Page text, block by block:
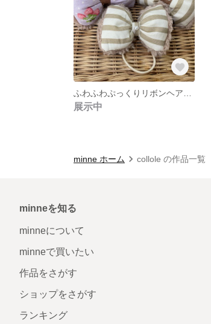
展示中
minne ホーム collole の作品一覧
minneを知る
minneについて
minneで買いたい
作品をさがす
ショップをさがす
ランキング